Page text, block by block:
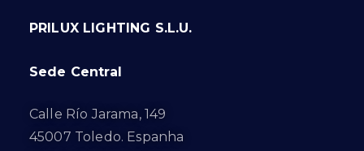
PRILUX LIGHTING S.L.U.
Sede Central
Calle Río Jarama, 149
45007 Toledo. Espanha